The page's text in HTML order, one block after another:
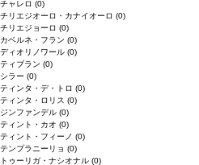
チャレロ (0)
チリエジオーロ・カナイオーロ (0)
チリエジョーロ (0)
カベルネ・フラン (0)
ディオリノワール (0)
ティブラン (0)
シラー (0)
ティンタ・デ・トロ (0)
ティンタ・ロリス (0)
ジンファンデル (0)
ティント・カオ (0)
ティント・フィーノ (0)
テンプラニーリョ (0)
トゥーリガ・ナシオナル (0)